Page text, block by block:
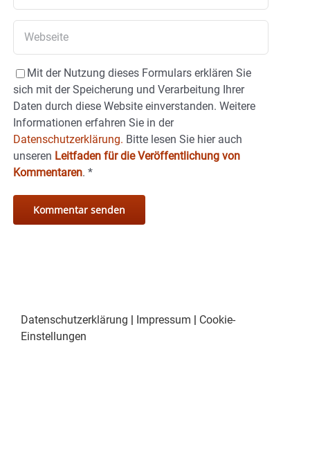
Mit der Nutzung dieses Formulars erklären Sie
sich mit der Speicherung und Verarbeitung Ihrer
Daten durch diese Website einverstanden. Weitere
Informationen erfahren Sie in der
Datenschutzerklärung. Bitte lesen Sie hier auch
unseren Leitfaden für die Veröffentlichung von
Kommentaren. *
Datenschutzerklärung | Impressum | Cookie-
Einstellungen